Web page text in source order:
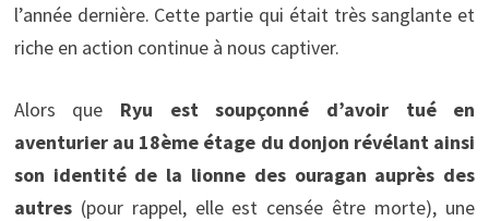
l’année dernière. Cette partie qui était très sanglante et
riche en action continue à nous captiver.
Alors que Ryu est soupçonné d’avoir tué en
aventurier au 18ème étage du donjon révélant ainsi
son identité de la lionne des ouragan auprès des
autres(pour rappel, elle est censée être morte), une